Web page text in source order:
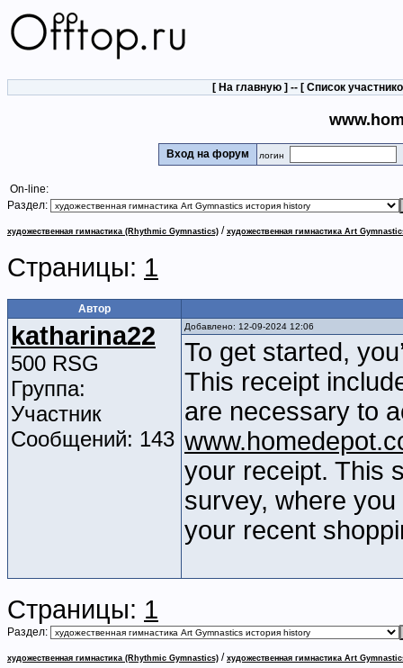
[ На главную ] -- [ Список
Вход на форум логин
On-line:
Раздел:
художественная гимнастика (Rhythmic Gymnastics) / художественная гимнастика Art
Страницы: 1
Автор
katharina22
500 RSG
Группа:
Участник
Сообщений: 143
Добавлено: 12-09-2024 12:06
To get started,
This receipt
are necessary to
your receipt. This
survey, where
your recent
Страницы: 1
Раздел:
художественная гимнастика (Rhythmic Gymnastics) / художественная гимнастика Art